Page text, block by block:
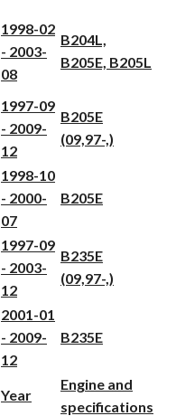
1998-02
- 2003-
08
B204L,
B205E, B205L
1997-09
- 2009-
12
B205E
(09,97-,)
1998-10
- 2000-
07
B205E
1997-09
- 2003-
12
B235E
(09,97-,)
2001-01
- 2009-
12
B235E
Year
Engine and
specifications